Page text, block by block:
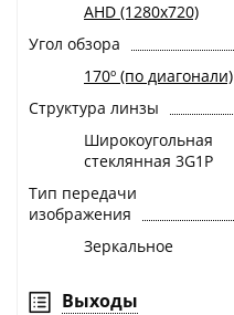
AHD (1280x720)
Угол обзора
170º (по диагонали)
Структура линзы
Широкоугольная
стеклянная 3G1P
Тип передачи
изображения
Зеркальное
Выходы